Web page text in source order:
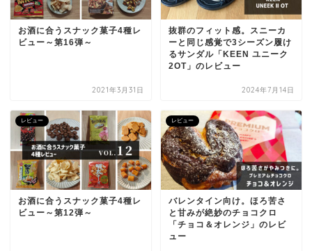
お酒に合うスナック菓子4種レ
ビュー～第16弾～
2021年3月31日
抜群のフィット感。スニーカ
ーと同じ感覚で3シーズン履け
るサンダル「KEEN ユニーク
2OT」のレビュー
2024年7月14日
レビュー
お酒に合うスナック菓子4種レ
ビュー～第12弾～
レビュー
バレンタイン向け。ほろ苦さ
と甘みが絶妙のチョコクロ
「チョコ＆オレンジ」のレビ
ュー